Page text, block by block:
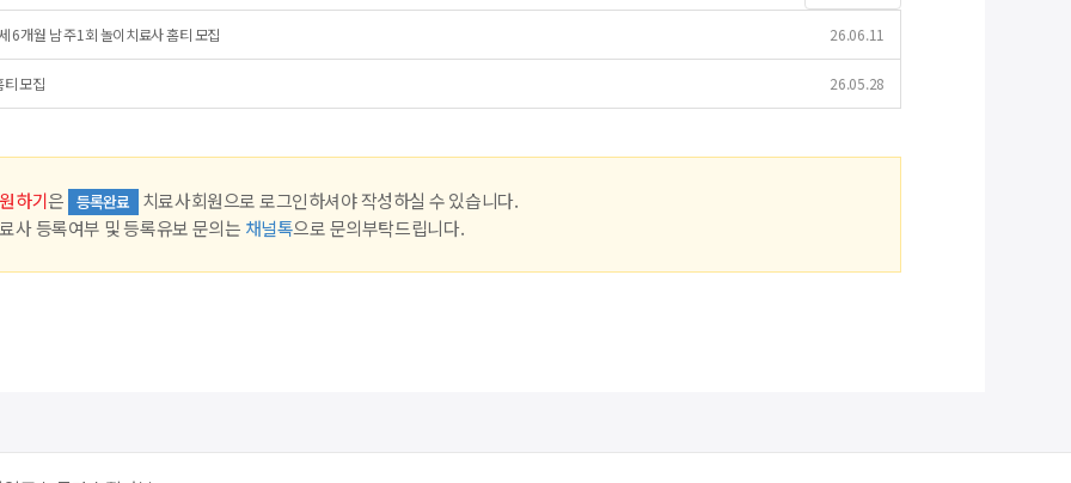
6개월 남 주1회 놀이치료사 홈티 모집 26.06.11
티 모집 26.05.28
하기은 등록완료
치료사회원으로 로그인하셔야 작성하실 수 있습니다.
사 등록여부 및 등록유보 문의는 채널톡으로 문의부탁드립니다.